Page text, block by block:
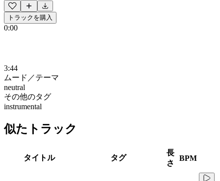
トラックを購入
0:00
3:44
ムード／テーマ
neutral
その他のタグ
instrumental
似たトラック
タイトル タグ
長
さ
BPM